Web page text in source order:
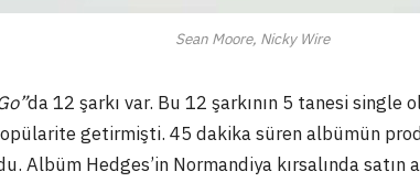
Sean Moore, Nicky Wire
da 12 şarkı var. Bu 12 şarkının 5 tanesi single
getirmişti. 45 dakika süren albümün
Albüm Hedges’in Normandiya kırsalında satın